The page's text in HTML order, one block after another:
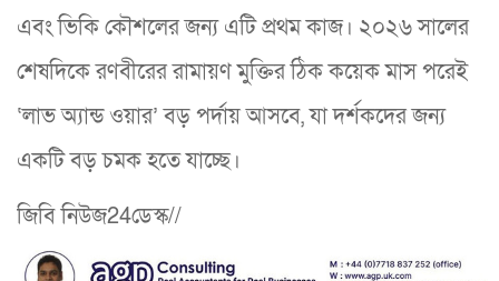
এবং ভিকি কৌশলের জন্য এটি প্রথম কাজ। ২০২৬ সালের
শেষদিকে রণবীরের রামায়ণ মুক্তির ঠিক কয়েক মাস পরেই
‘লাভ অ্যান্ড ওয়ার’ বড় পর্দায় আসবে, যা দর্শকদের জন্য
একটি বড় চমক হতে যাচ্ছে।
জিবি নিউজ24ডেস্ক//